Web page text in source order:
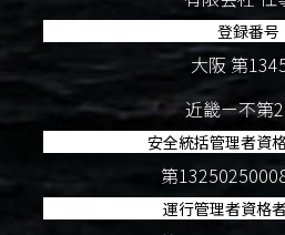
登録番号
大阪 第
近畿ー不第
安全統括管理者資
第
運行管理者資格